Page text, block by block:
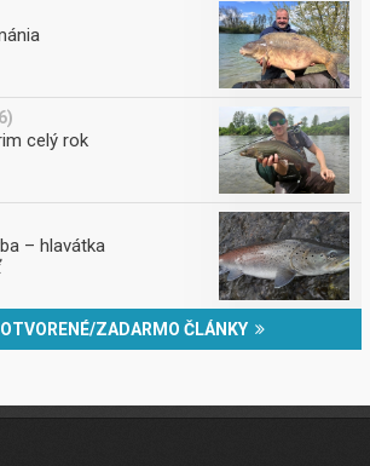
celý rok
– hlavátka
ZADARMO ČLÁNKY